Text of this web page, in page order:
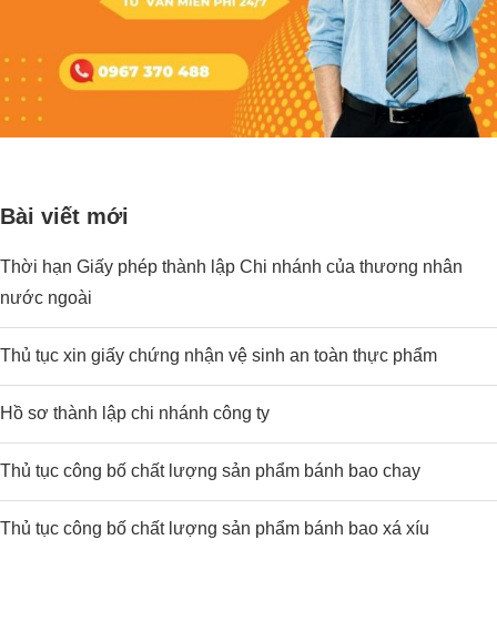
Bài viết mới
Thời hạn Giấy phép thành lập Chi nhánh của thương nhân
nước ngoài
Thủ tục xin giấy chứng nhận vệ sinh an toàn thực phẩm
Hồ sơ thành lập chi nhánh công ty
Thủ tục công bố chất lượng sản phẩm bánh bao chay
Thủ tục công bố chất lượng sản phẩm bánh bao xá xíu